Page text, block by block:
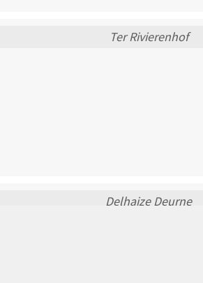
Ter Rivierenhof
Delhaize Deurne